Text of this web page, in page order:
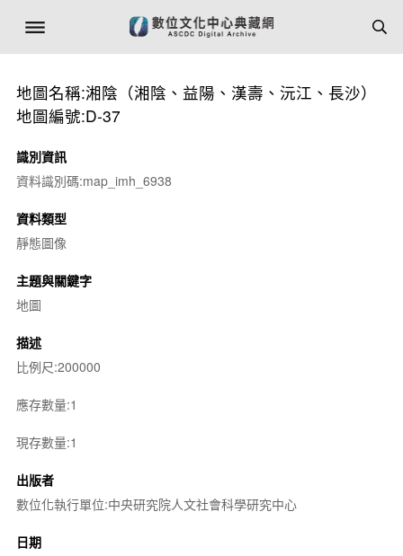
地圖名稱:湘陰（湘陰、益陽、漢壽、沅江、長沙）
地圖編號:D-37
識別資訊
資料識別碼:map_imh_6938
資料類型
靜態圖像
主題與關鍵字
地圖
描述
比例尺:200000
應存數量:1
現存數量:1
出版者
數位化執行單位:中央研究院人文社會科學研究中心
日期